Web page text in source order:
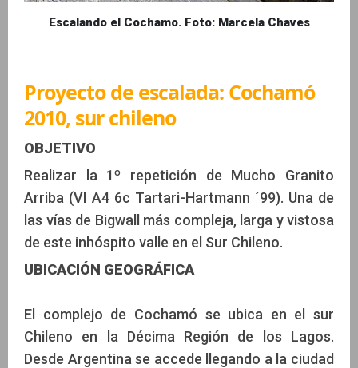
Escalando el Cochamo. Foto: Marcela Chaves
Proyecto de escalada: Cochamó
2010, sur chileno
OBJETIVO
Realizar la 1º repetición de Mucho Granito
Arriba (VI A4 6c Tartari-Hartmann ´99). Una de
las vías de Bigwall más compleja, larga y vistosa
de este inhóspito valle en el Sur Chileno.
UBICACIÓN GEOGRÁFICA
El complejo de Cochamó se ubica en el sur
Chileno en la Décima Región de los Lagos.
Desde Argentina se accede llegando a la ciudad